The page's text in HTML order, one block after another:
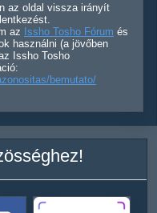
az oldal vissza irányít
az Issho Tosho Fórum és
használni (a jövőben
Issho Tosho
bemutato/